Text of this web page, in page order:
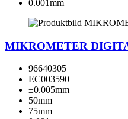
0.001mm
MIKROMETER
96640305
EC003590
±0.005mm
50mm
75mm